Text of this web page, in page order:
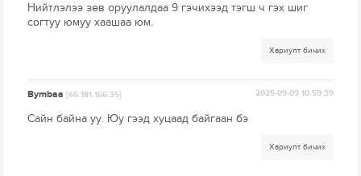
Нийтлэлээ зөв оруулалдаа 9 гэчихээд тэгш ч гэх шиг
согтуу юмуу хаашаа юм.
Хариулт бичих
Bymbaa[66.181.166.35] 2025-09-09 10:59:39
Сайн байна уу. Юу гээд хуцаад байгаан бэ
Хариулт бичих